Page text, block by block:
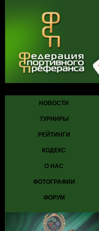
НОВОСТИ
ТУРНИРЫ
РЕЙТИНГИ
КОДЕКС
О НАС
ФОТОГРАФИИ
ФОРУМ